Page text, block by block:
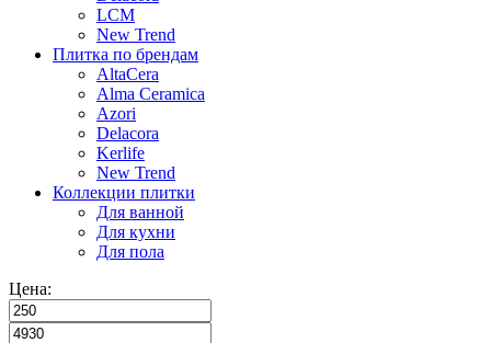
LCM
New Trend
Плитка по брендам
AltaCera
Аlma Ceramica
Azori
Delacora
Kerlife
New Trend
Коллекции плитки
Для ванной
Для кухни
Для пола
Цена: